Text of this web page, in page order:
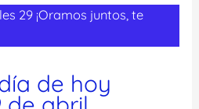
29 ¡Oramos juntos, te
de hoy